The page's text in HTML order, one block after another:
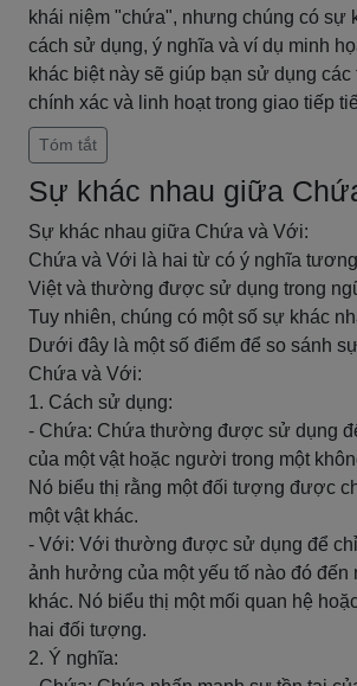
khái niệm "chứa", nhưng chúng có sự
cách sử dụng, ý nghĩa và ví dụ minh
khác biệt này sẽ giúp bạn sử dụng các
chính xác và linh hoạt trong giao tiếp
Tóm tắt
Sự khác nhau giữa
Sự khác nhau giữa Chứa và Với:
Chứa và Với là hai từ có ý nghĩa
Việt và thường được sử dụng trong
Tuy nhiên, chúng có một số sự khác
Dưới đây là một số điểm để so sánh
Chứa và Với:
1. Cách sử dụng:
- Chứa: Chứa thường được sử dụng
của một vật hoặc người trong một
Nó biểu thị rằng một đối tượng được
một vật khác.
- Với: Với thường được sử dụng để
ảnh hưởng của một yếu tố nào đó đến
khác. Nó biểu thị một mối quan hệ
hai đối tượng.
2. Ý nghĩa: